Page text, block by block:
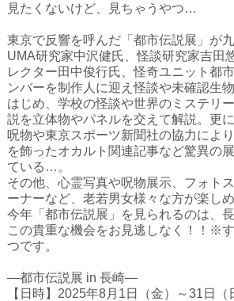
見たくないけど、見ちゃうやつ…
東京で反響を呼んだ「都市伝説展」が九
UMA研究家中沢健氏、怪談研究家吉田
レクター田中俊行氏、怪奇ユニット都
ンバーを制作人に迎え怪談や未確認生
はじめ、学校の怪談や世界のミステリ
説を立体物やパネルを交えて解説。更
呪物や東京スポーツ新聞社の協力によ
を飾ったオカルト関連記事など驚異の
ている…。
その他、心霊写真や呪物展示、フォト
ーナーなど、老若男女様々な方が楽し
今年「都市伝説展」を見られるのは、
この貴重な機会をお見逃しなく！！※
つです。
―都市伝説展 in 長崎―
【日時】2025年8月1日（金）～31日
いきebooks
ながよebooks
ごとうebooks
おおむらebooks
みなみしまばらebooks
はさみebooks
ながさき市ebooks
さいかいイーブックス
長崎MICE観光マップ